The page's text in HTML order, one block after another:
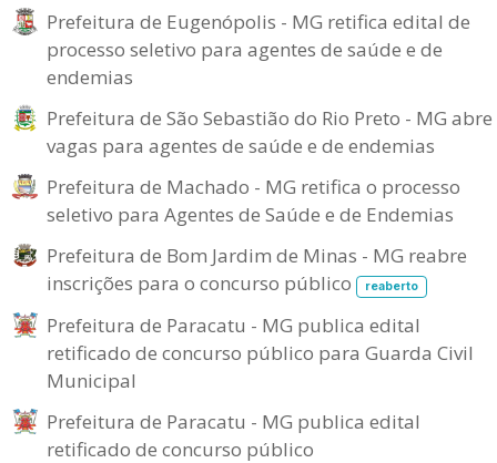
Prefeitura de Eugenópolis - MG retifica edital de
processo seletivo para agentes de saúde e de
endemias
Prefeitura de São Sebastião do Rio Preto - MG abre
vagas para agentes de saúde e de endemias
Prefeitura de Machado - MG retifica o processo
seletivo para Agentes de Saúde e de Endemias
Prefeitura de Bom Jardim de Minas - MG reabre
inscrições para o concurso público
reaberto
Prefeitura de Paracatu - MG publica edital
retificado de concurso público para Guarda Civil
Municipal
Prefeitura de Paracatu - MG publica edital
retificado de concurso público